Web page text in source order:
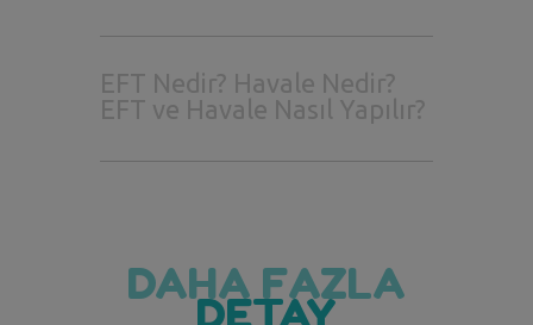
EFT Nedir? Havale Nedir?
EFT ve Havale Nasıl Yapılır?
DAHA FAZLA
DETAY